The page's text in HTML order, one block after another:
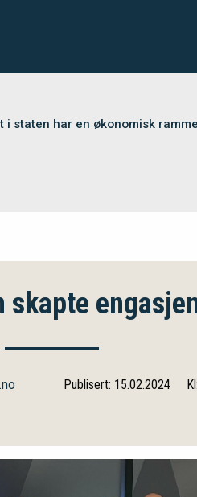
staten har en økonomisk
skapte
Publisert: 15.02.2024